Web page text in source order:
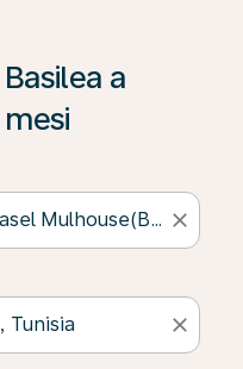
a
close
close
su “Cerca le offerte”